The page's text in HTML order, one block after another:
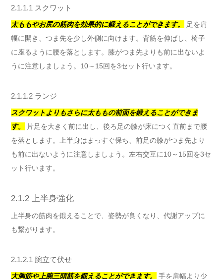
2.1.1.1 スクワット
太ももやお尻の筋肉を効果的に鍛えることができます。
足を肩
幅に開き、つま先を少し外側に向けます。背筋を伸ばし、椅子
に座るように腰を落とします。膝がつま先よりも前に出ないよ
うに注意しましょう。10～15回を3セット行います。
2.1.1.2 ランジ
スクワットよりもさらに太ももの前面を鍛えることができま
す。
片足を大きく前に出し、後ろ足の膝が床につく直前まで腰
を落とします。上半身はまっすぐ保ち、前足の膝がつま先より
も前に出ないように注意しましょう。左右交互に10～15回を3セ
ット行います。
2.1.2 上半身強化
上半身の筋肉を鍛えることで、姿勢が良くなり、代謝アップに
も繋がります。
2.1.2.1 腕立て伏せ
大胸筋や上腕三頭筋を鍛えることができます。
手を肩幅より少